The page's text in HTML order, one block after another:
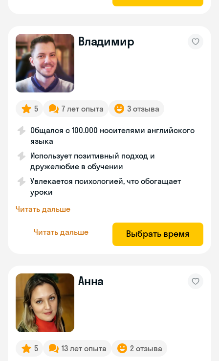
Владимир
5 7 лет опыта 3 отзыва
Общался с 100.000 носителями английского
языка
Использует позитивный подход и
дружелюбие в обучении
Увлекается психологией, что обогащает
уроки
Читать дальше
Читать дальше Выбрать время
Анна
5 13 лет опыта 2 отзыва